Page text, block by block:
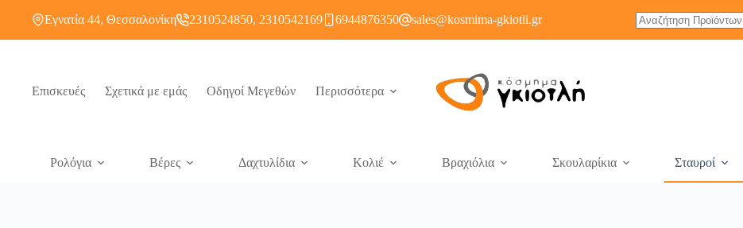
Εγνατία 44, Θεσσαλονίκη 2310524850, 2310542169 6944876350 sales@kosmima-gkiotli.gr
Επισκευές Σχετικά με εμάς Οδηγοί Μεγεθών Περισσότερα
Ρολόγια Βέρες Δαχτυλίδια Κολιέ Βραχιόλια Σκουλαρίκια Σταυροί